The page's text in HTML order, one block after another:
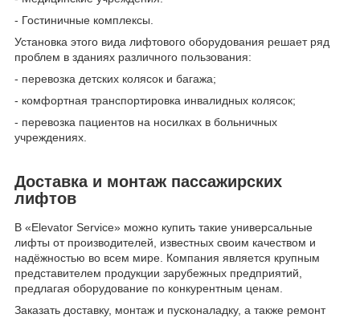
- Гостиничные комплексы.
Установка этого вида лифтового оборудования решает ряд
проблем в зданиях различного пользования:
- перевозка детских колясок и багажа;
- комфортная транспортировка инвалидных колясок;
- перевозка пациентов на носилках в больничных
учреждениях.
Доставка и монтаж пассажирских
лифтов
В «Elevator Service» можно купить такие универсальные
лифты от производителей, известных своим качеством и
надёжностью во всем мире. Компания является крупным
представителем продукции зарубежных предприятий,
предлагая оборудование по конкурентным ценам.
Заказать доставку, монтаж и пусконаладку, а также ремонт